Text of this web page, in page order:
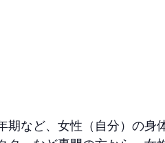
期など、女性（自分）の身